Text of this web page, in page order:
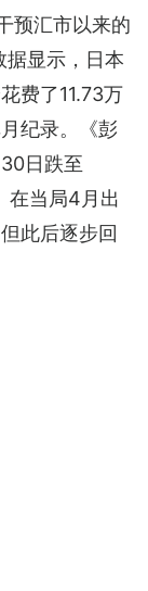
预汇市以来的
据显示，日本
费了11.73万
纪录。《彭
日跌至
在当局4月出
此后逐步回